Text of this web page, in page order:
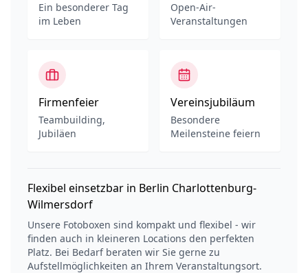
Ein besonderer Tag
im Leben
Open-Air-
Veranstaltungen
Firmenfeier
Teambuilding,
Jubiläen
Vereinsjubiläum
Besondere
Meilensteine feiern
Flexibel einsetzbar in Berlin Charlottenburg-
Wilmersdorf
Unsere Fotoboxen sind kompakt und flexibel - wir
finden auch in kleineren Locations den perfekten
Platz. Bei Bedarf beraten wir Sie gerne zu
Aufstellmöglichkeiten an Ihrem Veranstaltungsort.